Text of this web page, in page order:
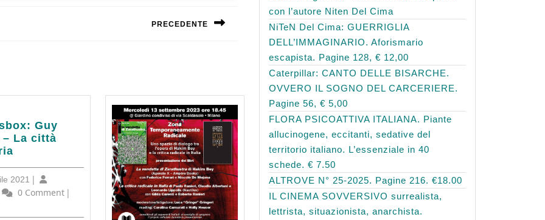
PRECEDENTE
Guy
– La città
2021 27
Aprile
|
0 Comment |
con l’autore Niten Del Cima
NiTeN Del Cima: GUERRIGLIA
DELL’IMMAGINARIO. Aforismario
escapista. Pagine 128, € 12,00
Caterpillar: CANTO DELLE BISARCHE.
OVVERO IL SOGNO DEL CARCERIERE.
Pagine 56, € 5,00
FLORA PSICOATTIVA ITALIANA. Piante
allucinogene, eccitanti, sedative del
territorio italiano. L’essenziale in 40
schede. € 7.50
ALTROVE N° 25-2025. Pagine 216. €18.00
IL CINEMA SOVVERSIVO surrealista,
lettrista, situazionista, anarchista.